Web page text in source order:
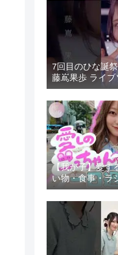
7回目のひな誕
藤嶌果歩 ライ
日向坂46
【我が子】愛す
い物・食事・ラ
クマ】